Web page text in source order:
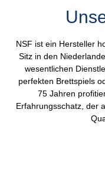
NSF ist ein Hersteller
Sitz in den
wesentlichen
perfekten Brettspiels
75 Jahren
Erfahrungsschatz, der